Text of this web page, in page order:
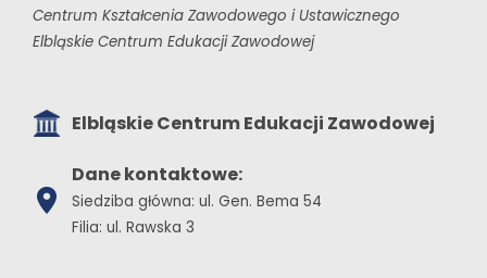
Centrum Kształcenia Zawodowego i Ustawicznego
Elbląskie Centrum Edukacji Zawodowej
Elbląskie Centrum Edukacji Zawodowej
Dane kontaktowe:
Siedziba główna: ul. Gen. Bema 54
Filia: ul. Rawska 3